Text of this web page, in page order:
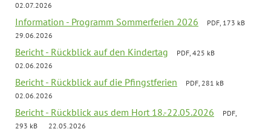
02.07.2026
Information - Programm Sommerferien 2026
PDF, 173 kB
29.06.2026
Bericht - Rückblick auf den Kindertag
PDF, 425 kB
02.06.2026
Bericht - Rückblick auf die Pfingstferien
PDF, 281 kB
02.06.2026
Bericht - Rückblick aus dem Hort 18.-22.05.2026
PDF,
293 kB
22.05.2026